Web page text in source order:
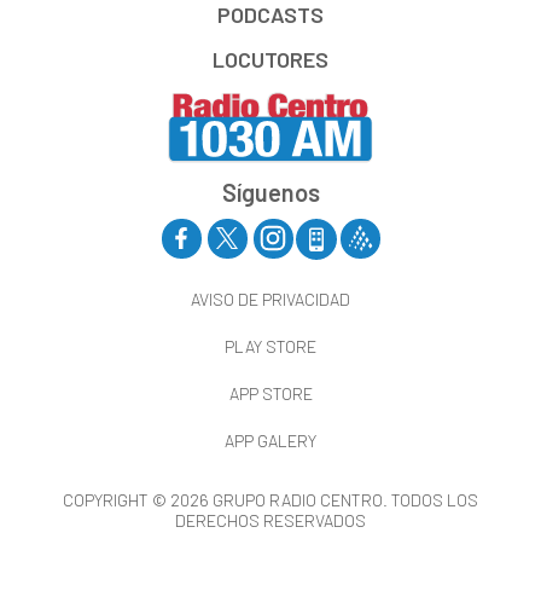
PODCASTS
LOCUTORES
Síguenos
AVISO DE PRIVACIDAD
PLAY STORE
APP STORE
APP GALERY
COPYRIGHT © 2026 GRUPO RADIO CENTRO. TODOS LOS
DERECHOS RESERVADOS